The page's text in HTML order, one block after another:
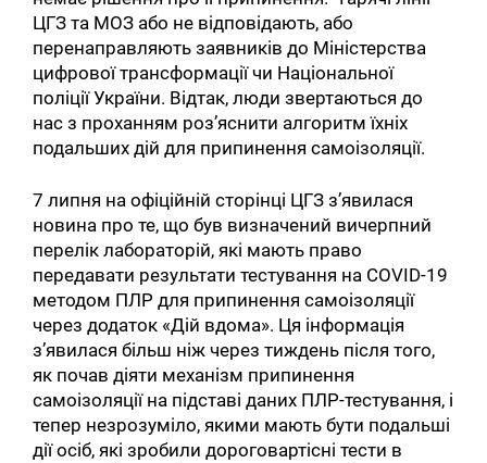
ЦГЗ та МОЗ або не відповідають, або
перенаправляють заявників до Міністерства
цифрової трансформації чи Національної
поліції України. Відтак, люди звертаються до
нас з проханням роз’яснити алгоритм їхніх
подальших дій для припинення самоізоляції.
7 липня на офіційній сторінці ЦГЗ з’явилася
новина про те, що був визначений вичерпний
перелік лабораторій, які мають право
передавати результати тестування на COVID-19
методом ПЛР для припинення самоізоляції
через додаток «Дій вдома». Ця інформація
з’явилася більш ніж через тиждень після того,
як почав діяти механізм припинення
самоізоляції на підставі даних ПЛР-тестування, і
тепер незрозуміло, якими мають бути подальші
дії осіб, які зробили дороговартісні тести в